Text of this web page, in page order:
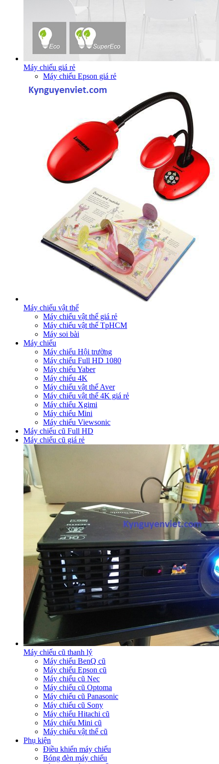
Máy chiếu giá rẻ
Máy chiếu Epson giá rẻ
Máy chiếu vật thể
Máy chiếu vật thể giá rẻ
Máy chiếu vật thể TpHCM
Máy soi bài
Máy chiếu
Máy chiếu Hội trường
Máy chiếu Full HD 1080
Máy chiếu Yaber
Máy chiếu 4K
Máy chiếu vật thể Aver
Máy chiếu vật thể 4K giá rẻ
Máy chiếu Xgimi
Máy chiếu Mini
Máy chiếu Viewsonic
Máy chiếu cũ Full HD
Máy chiếu cũ giá rẻ
Máy chiếu cũ thanh lý
Máy chiếu BenQ cũ
Máy chiếu Epson cũ
Máy chiếu cũ Nec
Máy chiếu cũ Optoma
Máy chiếu cũ Panasonic
Máy chiếu cũ Sony
Máy chiếu Hitachi cũ
Máy chiếu Mini cũ
Máy chiếu vật thể cũ
Phụ kiện
Điều khiển máy chiếu
Bóng đèn máy chiếu